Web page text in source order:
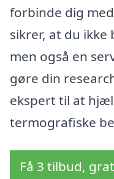
forbinde dig
sikrer, at du
men også en
gøre din
ekspert til at
termografiske
Få 3 tilbud,